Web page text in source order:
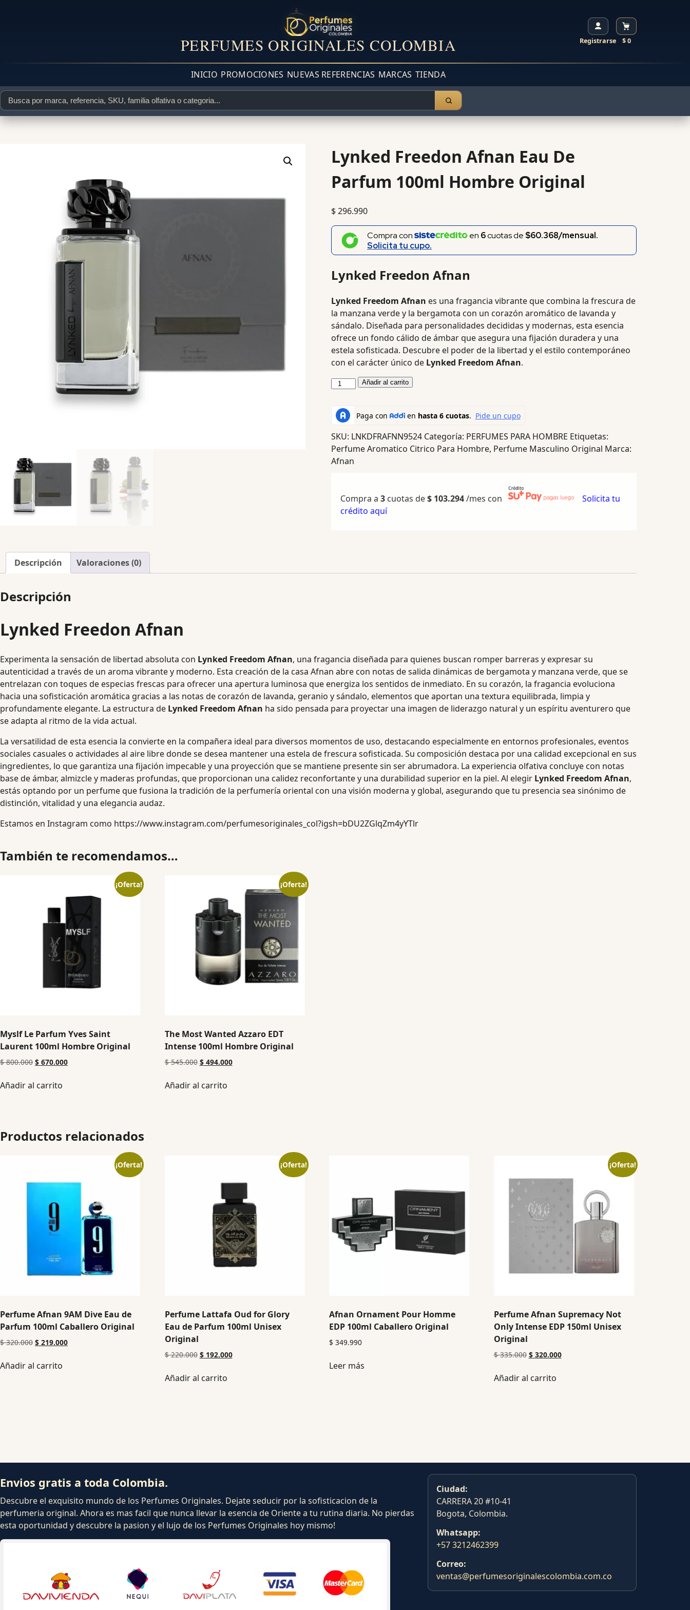
PERFUMES ORIGINALES COLOMBIA Registrarse $ 0
INICIO PROMOCIONES NUEVAS REFERENCIAS MARCAS TIENDA
Lynked Freedon Afnan Eau De
Parfum 100ml Hombre Original
$296.990
Compra con en 6cuotas de $60.368/mensual.
Solicita tu cupo.
Lynked Freedon Afnan
Lynked Freedom Afnan es una fragancia vibrante que combina la frescura de
la manzana verde y la bergamota con un corazón aromático de lavanda y
sándalo. Diseñada para personalidades decididas y modernas, esta esencia
ofrece un fondo cálido de ámbar que asegura una fijación duradera y una
estela sofisticada. Descubre el poder de la libertad y el estilo contemporáneo
con el carácter único de Lynked Freedom Afnan.
Añadir al carrito
SKU: LNKDFRAFNN9524 Categoría: PERFUMES PARA HOMBRE Etiquetas:
Perfume Aromatico Citrico Para Hombre, Perfume Masculino Original Marca:
Afnan
Compra a 3cuotas de$103.294/mes con
Solicita tu
crédito aquí
Descripción Valoraciones (0)
Descripción
Lynked Freedon Afnan
Experimenta la sensación de libertad absoluta con Lynked Freedom Afnan, una fragancia diseñada para quienes buscan romper barreras y expresar su
autenticidad a través de un aroma vibrante y moderno. Esta creación de la casa Afnan abre con notas de salida dinámicas de bergamota y manzana verde, que se
entrelazan con toques de especias frescas para ofrecer una apertura luminosa que energiza los sentidos de inmediato. En su corazón, la fragancia evoluciona
hacia una sofisticación aromática gracias a las notas de corazón de lavanda, geranio y sándalo, elementos que aportan una textura equilibrada, limpia y
profundamente elegante. La estructura de Lynked Freedom Afnan ha sido pensada para proyectar una imagen de liderazgo natural y un espíritu aventurero que
se adapta al ritmo de la vida actual.
La versatilidad de esta esencia la convierte en la compañera ideal para diversos momentos de uso, destacando especialmente en entornos profesionales, eventos
sociales casuales o actividades al aire libre donde se desea mantener una estela de frescura sofisticada. Su composición destaca por una calidad excepcional en sus
ingredientes, lo que garantiza una fijación impecable y una proyección que se mantiene presente sin ser abrumadora. La experiencia olfativa concluye con notas
base de ámbar, almizcle y maderas profundas, que proporcionan una calidez reconfortante y una durabilidad superior en la piel. Al elegir Lynked Freedom Afnan,
estás optando por un perfume que fusiona la tradición de la perfumería oriental con una visión moderna y global, asegurando que tu presencia sea sinónimo de
distinción, vitalidad y una elegancia audaz.
Estamos en Instagram como https://www.instagram.com/perfumesoriginales_col?igsh=bDU2ZGlqZm4yYTlr
También te recomendamos…
¡Oferta!
Myslf Le Parfum Yves Saint
Laurent 100ml Hombre Original
$800.000 $ 670.000
Añadir al carrito
¡Oferta!
The Most Wanted Azzaro EDT
Intense 100ml Hombre Original
$545.000 $494.000
Añadir al carrito
Productos relacionados
¡Oferta!
Perfume Afnan 9AM Dive Eau de
Parfum 100ml Caballero Original
$320.000 $ 219.000
Añadir al carrito
¡Oferta!
Perfume Lattafa Oud for Glory
Eau de Parfum 100ml Unisex
Original
$220.000 $192.000
Añadir al carrito
Afnan Ornament Pour Homme
EDP 100ml Caballero Original
$ 349.990
Leer más
¡Oferta!
Perfume Afnan Supremacy Not
Only Intense EDP 150ml Unisex
Original
$335.000 $320.000
Añadir al carrito
Envios gratis a toda Colombia.
Descubre el exquisito mundo de los Perfumes Originales. Dejate seducir por la sofisticacion de la
perfumeria original. Ahora es mas facil que nunca llevar la esencia de Oriente a tu rutina diaria. No pierdas
esta oportunidad y descubre la pasion y el lujo de los Perfumes Originales hoy mismo!
Ciudad:
CARRERA 20 #10-41
Bogota, Colombia.
Whatsapp:
+57 3212462399
Correo:
ventas@perfumesoriginalescolombia.com.co